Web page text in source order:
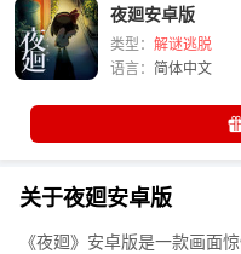
夜廻安卓版
类型： 解谜逃脱
语言： 简体中文
关于夜廻安卓版
《夜廻》安卓版是一款画面